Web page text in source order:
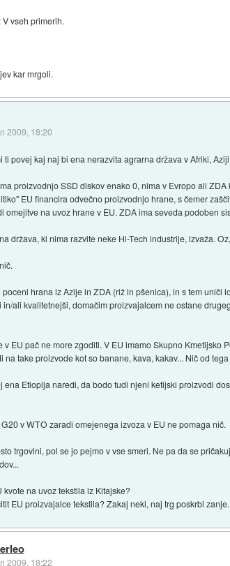
vseh primerih.
kar mrgoli.
2009, 18:20
ti povej kaj naj bi ena nerazvita agrarna država v Afriki,
proizvodnjo SSD diskov enako 0, nima v Evropo ali
EU financira odvečno proizvodnjo hrane, s čemer
omejitve na uvoz hrane v EU. ZDA ima seveda podoben
država, ki nima razvite neke Hi-Tech industrije, izvaža.
hrana iz Azije in ZDA (riž in pšenica), in s tem
ali kvalitetnejši, domačim proizvajalcem ne ostane
v EU pač ne more zgoditi. V EU imamo Skupno
na take proizvode kot so banane, kava, kakav... Nič od
ena Etiopija naredi, da bodo tudi njeni ketijski proizvodi
v WTO zaradi omejenega izvoza v EU ne pomaga nič.
trgovini, pol se jo pejmo v vse smeri. Ne pa da se
kvote na uvoz tekstila iz Kitajske?
EU proizvajalce tekstila? Zakaj neki, naj trg poskrbi
2009, 18:22